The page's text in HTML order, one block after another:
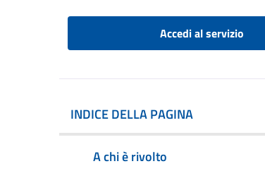
Accedi al servizio
INDICE DELLA PAGINA
A chi è rivolto